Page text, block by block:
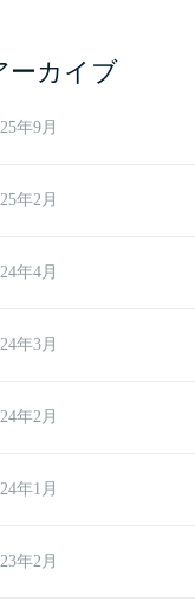
ーカイブ
年9月
年2月
年4月
年3月
年2月
年1月
年2月